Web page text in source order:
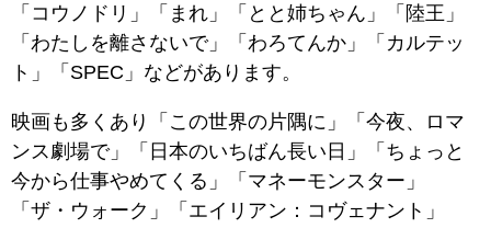
「コウノドリ」「まれ」「とと姉ちゃん」「陸王」
「わたしを離さないで」「わろてんか」「カルテッ
ト」「SPEC」などがあります。
映画も多くあり「この世界の片隅に」「今夜、ロマ
ンス劇場で」「日本のいちばん長い日」「ちょっと
今から仕事やめてくる」「マネーモンスター」
「ザ・ウォーク」「エイリアン：コヴェナント」